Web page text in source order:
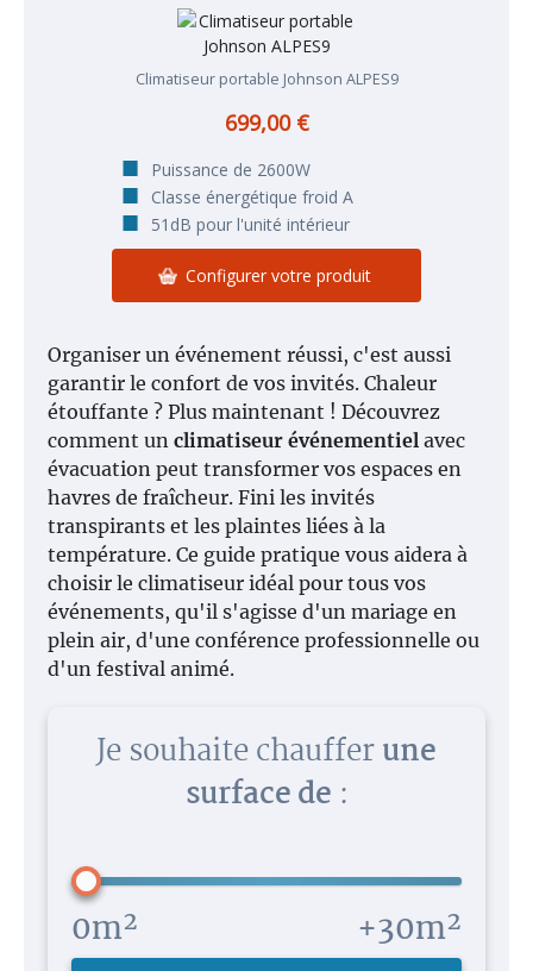
Climatiseur portable Johnson ALPES9
699,00 €
Puissance de 2600W
Classe énergétique froid A
51dB pour l'unité intérieur
Configurer votre produit
Organiser un événement réussi, c'est aussi
garantir le confort de vos invités. Chaleur
étouffante ? Plus maintenant ! Découvrez
comment un climatiseur événementiel avec
évacuation peut transformer vos espaces en
havres de fraîcheur. Fini les invités
transpirants et les plaintes liées à la
température. Ce guide pratique vous aidera à
choisir le climatiseur idéal pour tous vos
événements, qu'il s'agisse d'un mariage en
plein air, d'une conférence professionnelle ou
d'un festival animé.
Je souhaite chaufferune
surface de :
0m² +30m²